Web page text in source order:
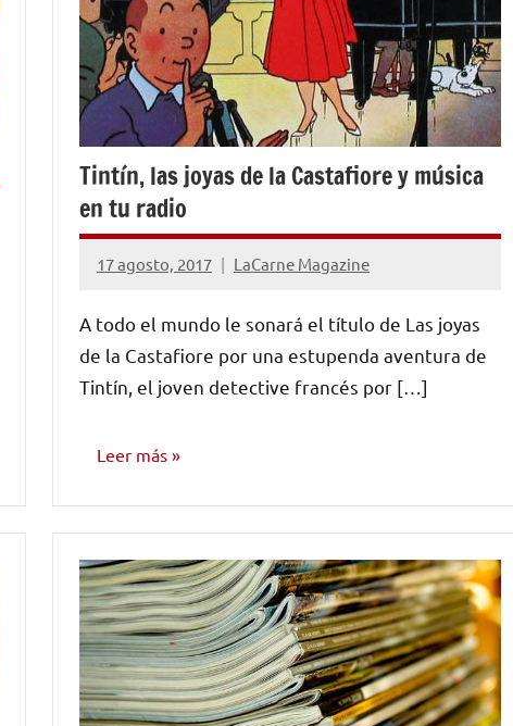
Tintín, las joyas de la Castafiore y música
en tu radio
17 agosto, 2017 LaCarne Magazine
No
comentarios
A todo el mundo le sonará el título de Las joyas
de la Castafiore por una estupenda aventura de
Tintín, el joven detective francés por […]
Leer más